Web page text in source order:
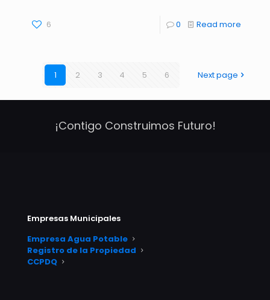
6 0 Read more
1 2 3 4 5 6 Next page
¡Contigo Construimos Futuro!
Empresas Municipales
Empresa Agua Potable
Registro de la Propiedad
CCPDQ